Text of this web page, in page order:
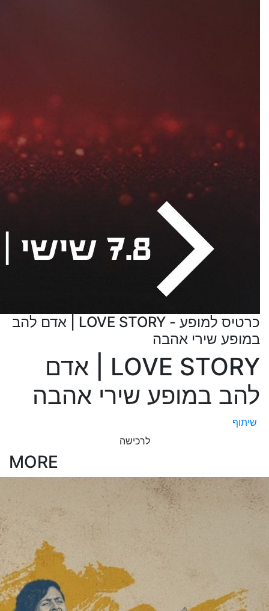
כרטיס למופע - LOVE STORY | אדם להב
במופע שירי אהבה
LOVE STORY | אדם
להב במופע שירי אהבה
שיתוף
לרכישה
MORE